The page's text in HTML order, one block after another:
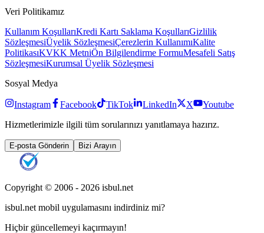
Veri Politikamız
Kullanım KoşullarıKredi Kartı Saklama KoşullarıGizlilik
SözleşmesiÜyelik SözleşmesiÇerezlerin KullanımıKalite
PolitikasıKVKK MetniÖn Bilgilendirme FormuMesafeli Satış
SözleşmesiKurumsal Üyelik Sözleşmesi
Sosyal Medya
Instagram Facebook TikTok LinkedIn X
Youtube
Hizmetlerimizle ilgili tüm sorularınızı yanıtlamaya hazırız.
E-posta Gönderin Bizi Arayın
Copyright © 2006 - 2026 isbul.net
isbul.net mobil uygulamasını indirdiniz mi?
Hiçbir güncellemeyi kaçırmayın!